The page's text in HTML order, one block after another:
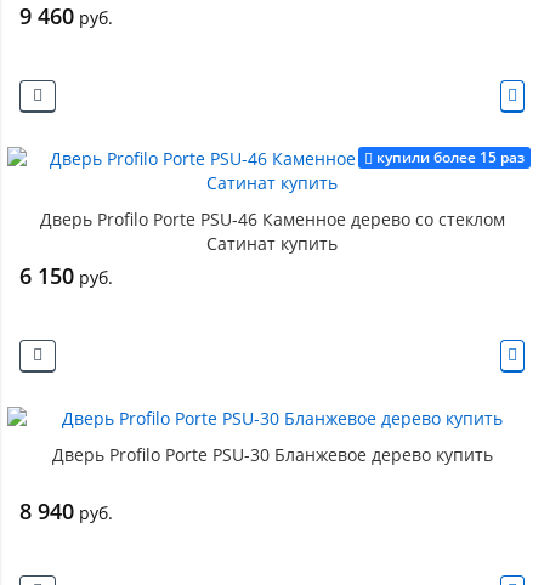
9 460 руб.
купили более 15 раз
Дверь Profilo Porte PSU-46 Каменное дерево со стеклом
Сатинат купить
6 150 руб.
Дверь Profilo Porte PSU-30 Бланжевое дерево купить
8 940 руб.